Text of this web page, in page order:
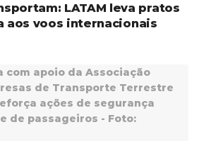
LATAM leva pratos
aos voos internacionais